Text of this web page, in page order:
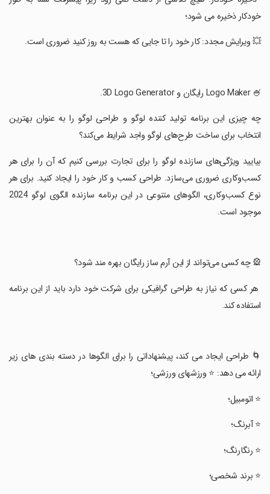
خودکار ذخیره می شود؛
‏💥 ویرایش مجدد: کار خود را تا جایی که هست به روز کنید ضروری است.
‏🍧 Logo Maker رایگان و 3D Logo Generator.
‏چه چیزی این برنامه تولید کننده لوگو و طراحی لوگو را به عنوان بهترین
انتخاب برای ساخت طرح‌های لوگو واجد شرایط می‌کند؟
‏بیایید ویژگی‌های سازنده لوگو را برای تجارت بررسی کنیم که آن را برای هر
کسب‌وکاری ضروری می‌سازد. طراحی کسب و کار خود را ایجاد کنید. برای هر
نوع کسب‌وکاری، الگوهای متنوعی در این برنامه سازنده الگوی لوگو 2024
موجود است.
‏🎡 چه کسی می‌تواند از این آرم ساز رایگان بهره مند شود؟
‏ هر کسی که نیاز به طراحی گرافیکی برای شرکت خود دارد باید از این برنامه
استفاده کند.
‏🌀 طراحی ایجاد می کند، پیشنهاداتی را برای الگوها در دسته بندی های زیر
ارائه می دهد: ⭐ ورزشهای ورزشی؛
‏⭐ اتومبیل؛
‏⭐ آبرنگ؛
‏⭐ رنگارنگ؛
‏⭐ برند شخصی؛